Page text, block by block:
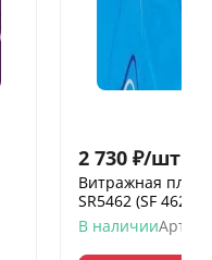
2 730 ₽/шт.
Витражная
SR5462 (SF 462)
В наличии